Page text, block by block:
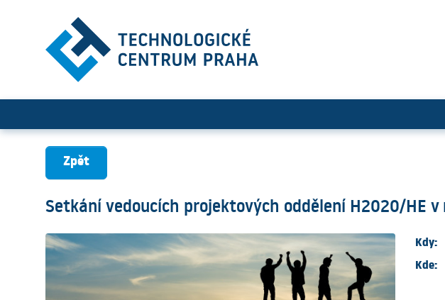
Setkání vedoucích projektových
Zpět
Setkání vedoucích projektových oddělení H2020/HE v
Kdy:
Kde: